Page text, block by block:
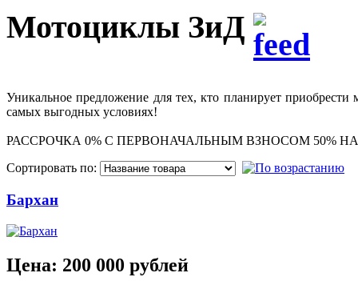
Мотоциклы ЗиД
Уникальное предложение для тех, кто планирует
самых выгодных условиях!
РАССРОЧКА 0% С ПЕРВОНАЧАЛЬНЫМ ВЗНОСОМ 50%
Сортировать по:
Бархан
Цена: 200 000 рублей